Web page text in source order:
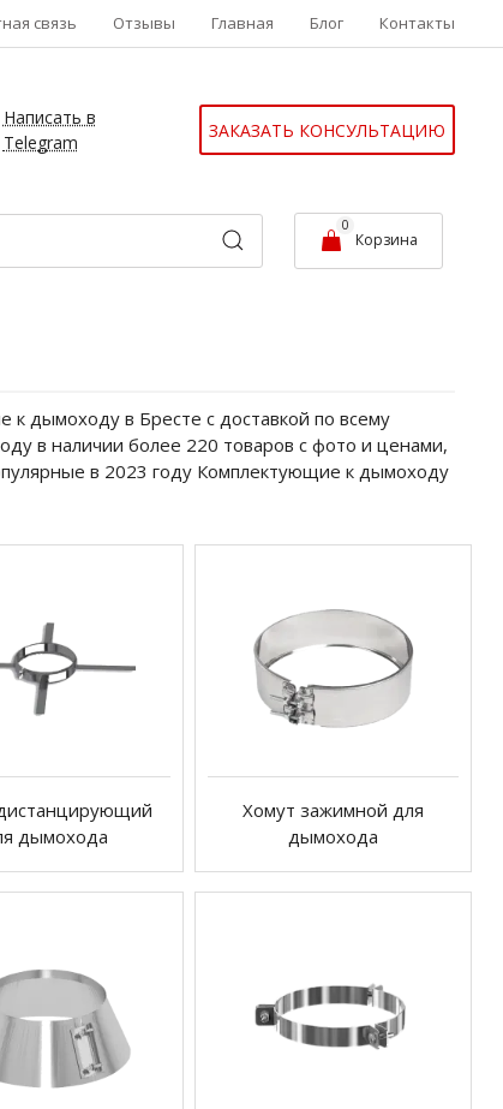
связь Отзывы Главная Блог Контакты
Написать в
Telegram
ЗАКАЗАТЬ КОНСУЛЬТАЦИЮ
0
Корзина
к дымоходу в Бресте с доставкой по всему
в наличии более 220 товаров с фото и ценами,
в 2023 году Комплектующие к дымоходу
дымохода
Хомут зажимной для
дымохода